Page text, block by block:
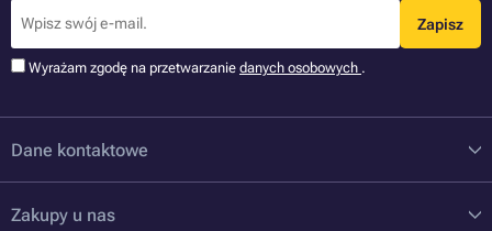
Zapisz
Wyrażam zgodę na przetwarzanie danych osobowych .
Dane kontaktowe
Zakupy u nas